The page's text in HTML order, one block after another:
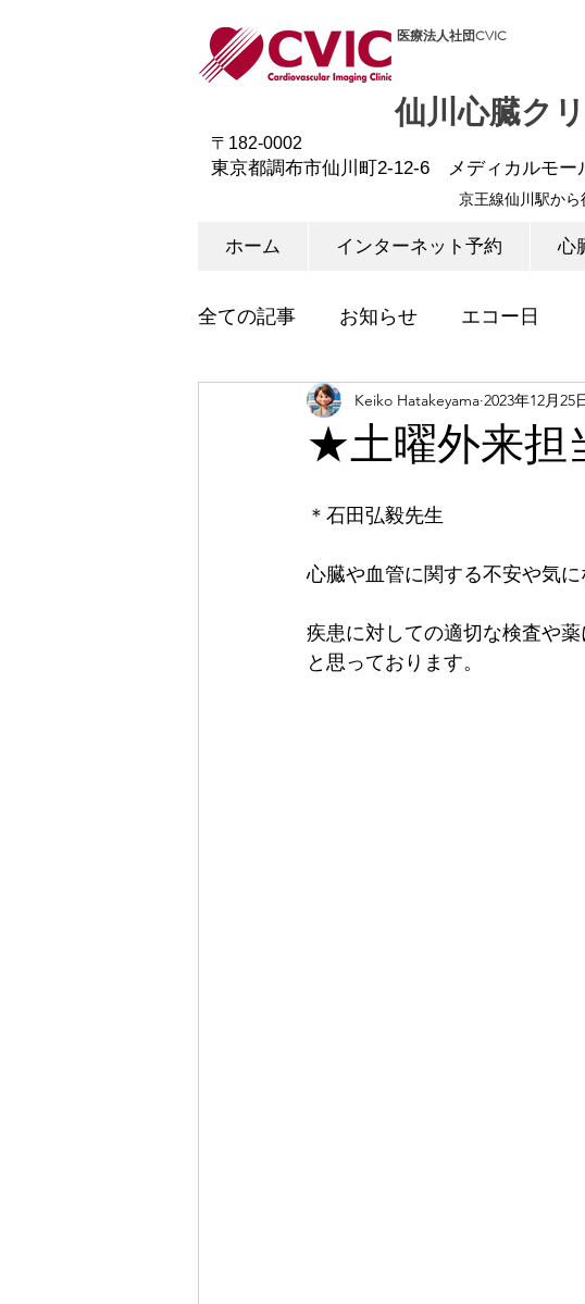
医療法人社団CVIC
仙川心臓ク
〒182-0002
東京都調布市仙川町2-12-6 メディカルモー
京王線仙川駅から
ホーム インターネット予約 心
全ての記事 お知らせ エコー日
★土曜外来担
Keiko Hatakeyama 2023年12月25
＊石田弘毅先生
心臓や血管に関する不安や気
疾患に対しての適切な検査や
と思っております。